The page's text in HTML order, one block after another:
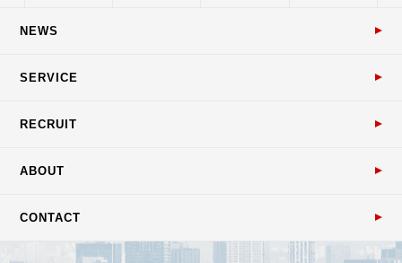
NEWS
SERVICE
RECRUIT
ABOUT
CONTACT